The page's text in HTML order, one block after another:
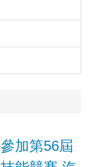
加第56屆